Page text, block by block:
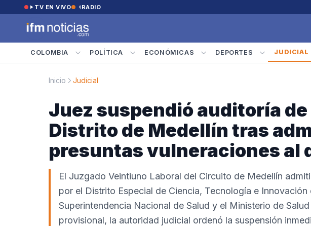
Saltar al contenido
TV EN VIVO RADIO
COLOMBIA POLÍTICA ECONÓMICAS DEPORTES JUDICIAL
Inicio Judicial
Juez suspendió auditoría
Distrito de Medellín tras
presuntas vulneraciones al
El Juzgado Veintiuno Laboral del Circuito de Medellín
por el Distrito Especial de Ciencia, Tecnología e
Superintendencia Nacional de Salud y el Ministerio de
provisional, la autoridad judicial ordenó la suspensión